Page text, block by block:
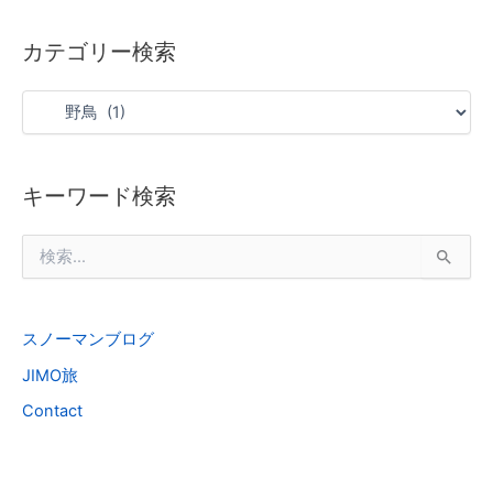
カテゴリー検索
キーワード検索
索
:スノーマンブログ
JIMO旅
Contact